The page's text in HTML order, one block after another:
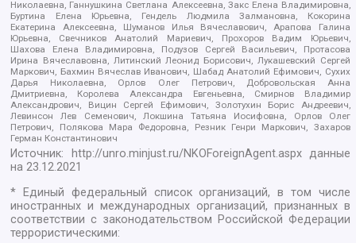
Николаевна, Ганнушкина Светлана Алексеевна, Закс Елена Владимировна,
Буртина Елена Юрьевна, Гендель Людмила Залмановна, Кокорина
Екатерина Алексеевна, Шуманов Илья Вячеславович, Арапова Галина
Юрьевна, Свечников Анатолий Мариевич, Прохоров Вадим Юрьевич,
Шахова Елена Владимировна, Подузов Сергей Васильевич, Протасова
Ирина Вячеславовна, Литинский Леонид Борисович, Лукашевский Сергей
Маркович, Бахмин Вячеслав Иванович, Шабад Анатолий Ефимович, Сухих
Дарья Николаевна, Орлов Олег Петрович, Добровольская Анна
Дмитриевна, Королева Александра Евгеньевна, Смирнов Владимир
Александрович, Вицин Сергей Ефимович, Золотухин Борис Андреевич,
Левинсон Лев Семенович, Локшина Татьяна Иосифовна, Орлов Олег
Петрович, Полякова Мара Федоровна, Резник Генри Маркович, Захаров
Герман Константинович
Источник: http://unro.minjust.ru/NKOForeignAgent.aspxданные
на23.12.2021
* Единый федеральный список организаций, в том числе
иностранных и международных организаций, признанных в
соответствии с законодательством Российской Федерации
террористическими: